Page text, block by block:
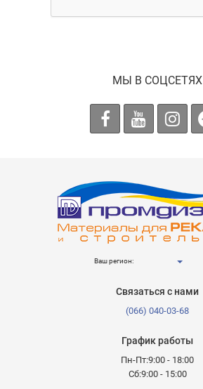
МЫ В СОЦСЕТЯХ
Ваш регион:
Связаться с нами
(066) 040-03-68
График работы
Пн-Пт:9:00 - 18:00
Сб:9:00 - 15:00